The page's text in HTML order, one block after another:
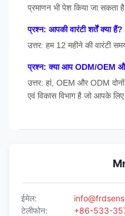
प्रमाणन भी पेश किया जा सकता
प्रश्न: आपकी वारंटी शर्तें क्या हैं?
उत्तर: हम 12 महीने की वारंटी
प्रश्न: क्या आप ODM/OEM
उत्तर: हां, OEM और ODM
एवं विकास विभाग है जो आपके
ईमेल:
टेलीफोन:
+86-533-